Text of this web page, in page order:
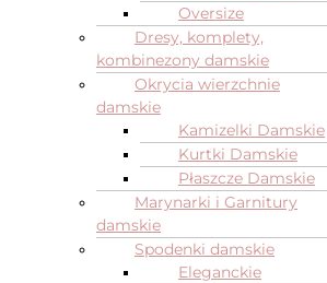
Oversize
Dresy, komplety,
kombinezony damskie
Okrycia wierzchnie
damskie
Kamizelki Damskie
Kurtki Damskie
Płaszcze Damskie
Marynarki i Garnitury
damskie
Spodenki damskie
Eleganckie